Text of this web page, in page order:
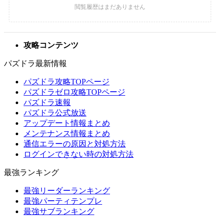
攻略コンテンツ
パズドラ最新情報
パズドラ攻略TOPページ
パズドラゼロ攻略TOPページ
パズドラ速報
パズドラ公式放送
アップデート情報まとめ
メンテナンス情報まとめ
通信エラーの原因と対処方法
ログインできない時の対処方法
最強ランキング
最強リーダーランキング
最強パーティテンプレ
最強サブランキング